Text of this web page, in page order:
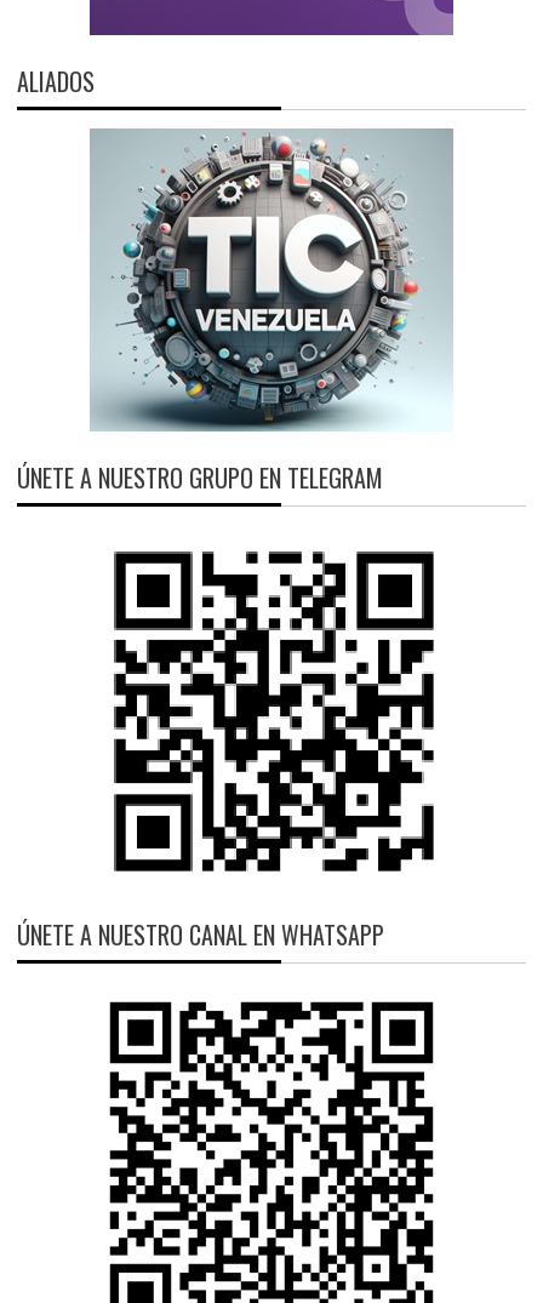
ALIADOS
ÚNETE A NUESTRO GRUPO EN TELEGRAM
ÚNETE A NUESTRO CANAL EN WHATSAPP